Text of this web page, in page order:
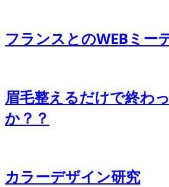
フランスとのWEBミー
眉毛整えるだけで終わ
か？？
カラーデザイン研究